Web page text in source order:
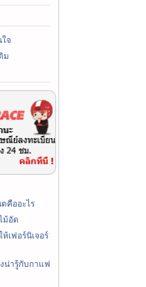
จ
ม
คืออะไร
ม้อัด
เฟอร์นิเจอร์
น่ารู้กับกาแฟ